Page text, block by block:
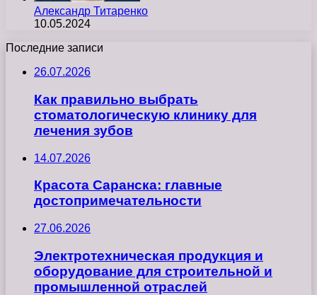
Александр Титаренко
10.05.2024
Последние записи
26.07.2026
Как правильно выбрать
стоматологическую клинику для
лечения зубов
14.07.2026
Красота Саранска: главные
достопримечательности
27.06.2026
Электротехническая продукция и
оборудование для строительной и
промышленной отраслей